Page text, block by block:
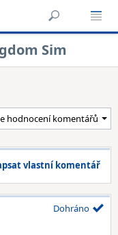
Sim
vlastní komentář
Dohráno